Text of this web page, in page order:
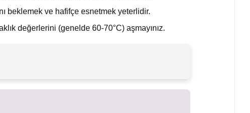
beklemek ve hafifçe esnetmek yeterlidir.
değerlerini (genelde 60-70°C) aşmayınız.